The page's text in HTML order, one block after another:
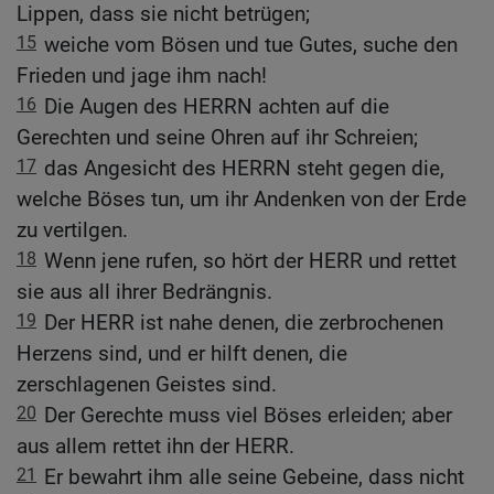
Lippen, dass sie nicht betrügen;
15 weiche vom Bösen und tue Gutes, suche den
Frieden und jage ihm nach!
16 Die Augen des HERRN achten auf die
Gerechten und seine Ohren auf ihr Schreien;
17 das Angesicht des HERRN steht gegen die,
welche Böses tun, um ihr Andenken von der Erde
zu vertilgen.
18 Wenn jene rufen, so hört der HERR und rettet
sie aus all ihrer Bedrängnis.
19 Der HERR ist nahe denen, die zerbrochenen
Herzens sind, und er hilft denen, die
zerschlagenen Geistes sind.
20 Der Gerechte muss viel Böses erleiden; aber
aus allem rettet ihn der HERR.
21 Er bewahrt ihm alle seine Gebeine, dass nicht